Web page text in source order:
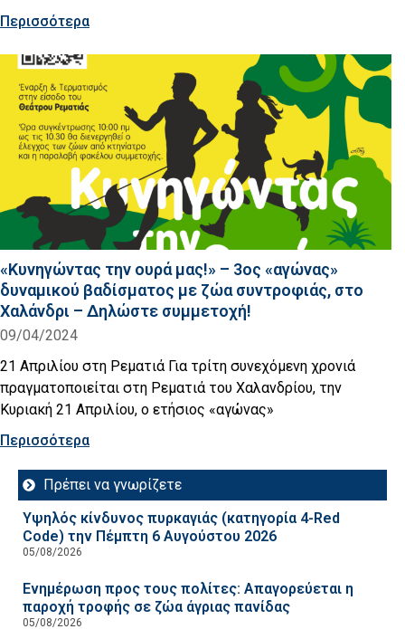
Περισσότερα
«Κυνηγώντας την ουρά μας!» – 3ος «αγώνας»
δυναμικού βαδίσματος με ζώα συντροφιάς, στο
Χαλάνδρι – Δηλώστε συμμετοχή!
09/04/2024
21 Απριλίου στη Ρεματιά Για τρίτη συνεχόμενη χρονιά
πραγματοποιείται στη Ρεματιά του Χαλανδρίου, την
Κυριακή 21 Απριλίου, ο ετήσιος «αγώνας»
Περισσότερα
Πρέπει να γνωρίζετε
Υψηλός κίνδυνος πυρκαγιάς (κατηγορία 4-Red
Code) την Πέμπτη 6 Αυγούστου 2026
05/08/2026
Ενημέρωση προς τους πολίτες: Απαγορεύεται η
παροχή τροφής σε ζώα άγριας πανίδας
05/08/2026